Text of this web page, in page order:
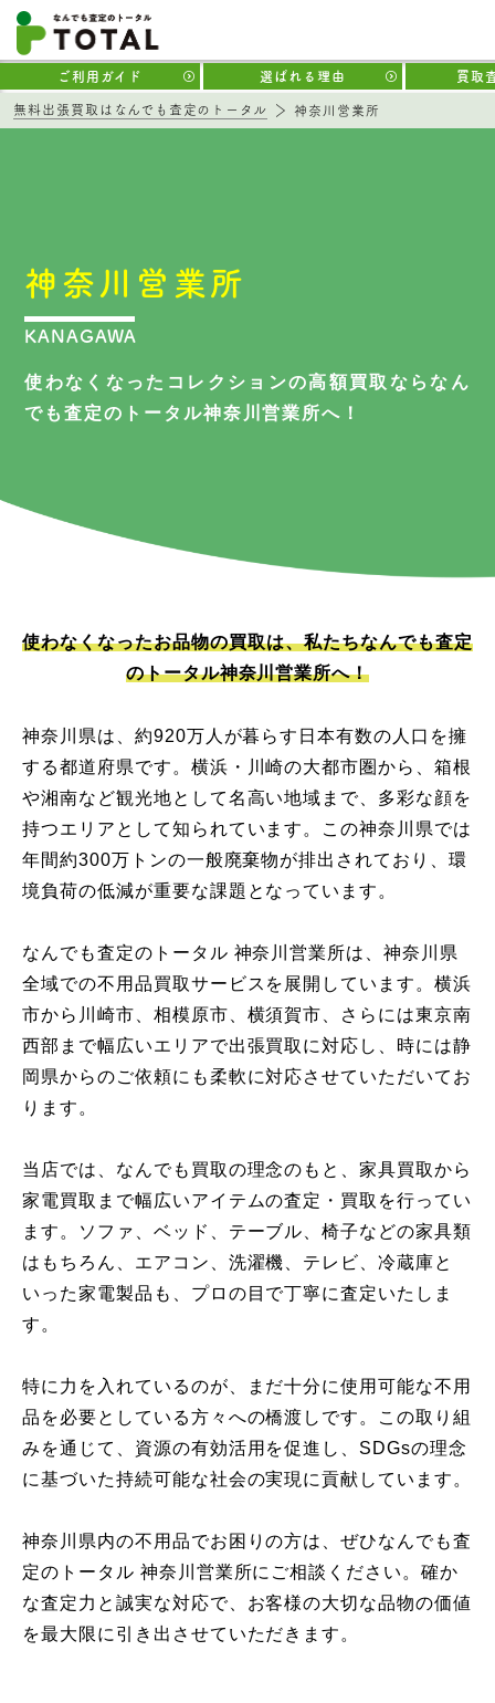
ご利用ガイド 選ばれる理由 買取
無料出張買取はなんでも査定のトータル 神奈川営業所
神奈川営業所
KANAGAWA
使わなくなったコレクションの高額買取ならなん
でも査定のトータル神奈川営業所へ！
使わなくなったお品物の買取は、私たちなんでも査定
のトータル神奈川営業所へ！
神奈川県は、約920万人が暮らす日本有数の人口を擁
する都道府県です。横浜・川崎の大都市圏から、箱根
や湘南など観光地として名高い地域まで、多彩な顔を
持つエリアとして知られています。この神奈川県では
年間約300万トンの一般廃棄物が排出されており、環
境負荷の低減が重要な課題となっています。
なんでも査定のトータル 神奈川営業所は、神奈川県
全域での不用品買取サービスを展開しています。横浜
市から川崎市、相模原市、横須賀市、さらには東京南
西部まで幅広いエリアで出張買取に対応し、時には静
岡県からのご依頼にも柔軟に対応させていただいてお
ります。
当店では、なんでも買取の理念のもと、家具買取から
家電買取まで幅広いアイテムの査定・買取を行ってい
ます。ソファ、ベッド、テーブル、椅子などの家具類
はもちろん、エアコン、洗濯機、テレビ、冷蔵庫と
いった家電製品も、プロの目で丁寧に査定いたしま
す。
特に力を入れているのが、まだ十分に使用可能な不用
品を必要としている方々への橋渡しです。この取り組
みを通じて、資源の有効活用を促進し、SDGsの理念
に基づいた持続可能な社会の実現に貢献しています。
神奈川県内の不用品でお困りの方は、ぜひなんでも査
定のトータル 神奈川営業所にご相談ください。確か
な査定力と誠実な対応で、お客様の大切な品物の価値
を最大限に引き出させていただきます。